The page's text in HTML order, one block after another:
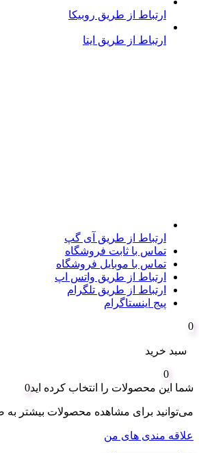
ارتباط از طریق روبیکا
ارتباط از طریق ایتا
ارتباط از طریق آی گپ
تماس با ثابت فروشگاه
تماس با موبایل فروشگاه
ارتباط از طریق واتس اپ
ارتباط از طریق تلگرام
پیج اینستاگرام
0
سبد خرید
0
شما این محصولات را انتخاب کرده اید0
می‌توانید برای مشاهده محصولات بیشتر به
علاقه مندی های من